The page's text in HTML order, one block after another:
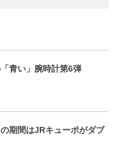
「青い」腕時計第6弾
期間はJRキューポがダブ